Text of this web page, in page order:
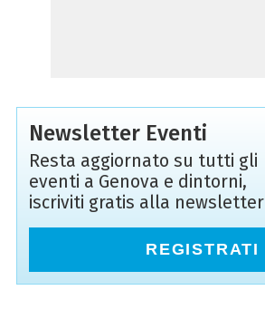
Newsletter Eventi
Resta aggiornato su tutti gli
eventi a Genova e dintorni,
iscriviti gratis alla newsletter
REGISTRATI